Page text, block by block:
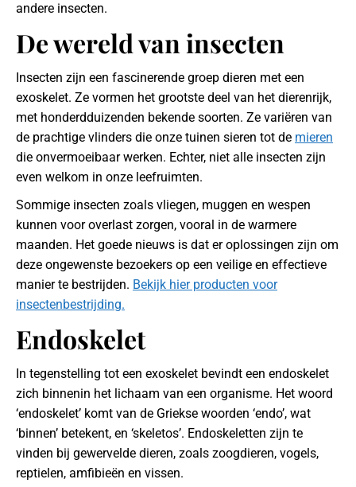
andere insecten.
De wereld van insecten
Insecten zijn een fascinerende groep dieren met een
exoskelet. Ze vormen het grootste deel van het dierenrijk,
met honderdduizenden bekende soorten. Ze variëren van
de prachtige vlinders die onze tuinen sieren tot de mieren
die onvermoeibaar werken. Echter, niet alle insecten zijn
even welkom in onze leefruimten.
Sommige insecten zoals vliegen, muggen en wespen
kunnen voor overlast zorgen, vooral in de warmere
maanden. Het goede nieuws is dat er oplossingen zijn om
deze ongewenste bezoekers op een veilige en effectieve
manier te bestrijden. Bekijk hier producten voor
insectenbestrijding.
Endoskelet
In tegenstelling tot een exoskelet bevindt een endoskelet
zich binnenin het lichaam van een organisme. Het woord
‘endoskelet’ komt van de Griekse woorden ‘endo’, wat
‘binnen’ betekent, en ‘skeletos’. Endoskeletten zijn te
vinden bij gewervelde dieren, zoals zoogdieren, vogels,
reptielen, amfibieën en vissen.